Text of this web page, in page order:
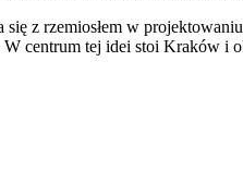
z rzemiosłem w
centrum tej idei stoi Kraków